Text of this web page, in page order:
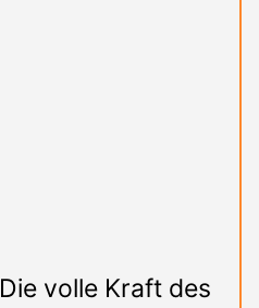
Die volle Kraft des